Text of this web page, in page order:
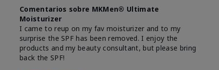
Comentarios sobre MKMen® Ultimate
Moisturizer
I came to reup on my fav moisturizer and to my
surprise the SPF has been removed. I enjoy the
products and my beauty consultant, but please bring
back the SPF!